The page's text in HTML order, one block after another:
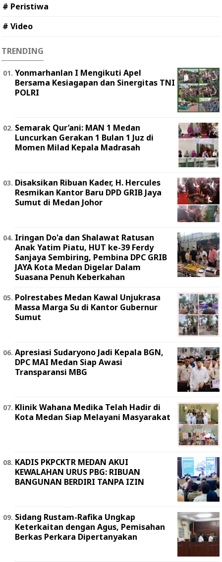
# Peristiwa
# Video
TRENDING
Yonmarhanlan I Mengikuti Apel
Bersama Kesiagapan dan Sinergitas TNI
POLRI
Semarak Qur’ani: MAN 1 Medan
Luncurkan Gerakan 1 Bulan 1 Juz di
Momen Milad Kepala Madrasah
Disaksikan Ribuan Kader, H. Hercules
Resmikan Kantor Baru DPD GRIB Jaya
Sumut di Medan Johor
Iringan Do'a dan Shalawat Ratusan
Anak Yatim Piatu, HUT ke-39 Ferdy
Sanjaya Sembiring, Pembina DPC GRIB
JAYA Kota Medan Digelar Dalam
Suasana Penuh Keberkahan
Polrestabes Medan Kawal Unjukrasa
Massa Marga Su di Kantor Gubernur
Sumut
Apresiasi Sudaryono Jadi Kepala BGN,
DPC MAI Medan Siap Awasi
Transparansi MBG
Klinik Wahana Medika Telah Hadir di
Kota Medan Siap Melayani Masyarakat
KADIS PKPCKTR MEDAN AKUI
KEWALAHAN URUS PBG: RIBUAN
BANGUNAN BERDIRI TANPA IZIN
Sidang Rustam-Rafika Ungkap
Keterkaitan dengan Agus, Pemisahan
Berkas Perkara Dipertanyakan